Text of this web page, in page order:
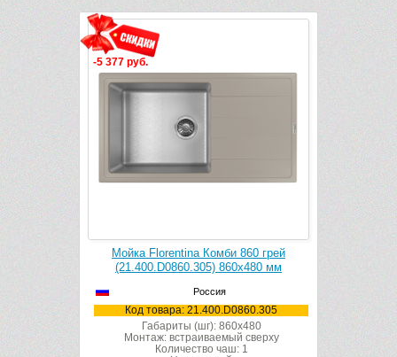
-5 377 руб.
Мойка Florentina Комби 860 грей
(21.400.D0860.305) 860х480 мм
Россия
Код товара: 21.400.D0860.305
Габариты (шг): 860x480
Монтаж: встраиваемый сверху
Количество чаш: 1